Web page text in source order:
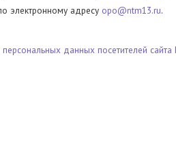
электронному адресу opo@ntm13.ru.
данных посетителей